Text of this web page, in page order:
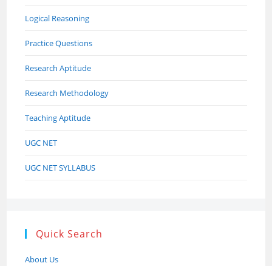
Logical Reasoning
Practice Questions
Research Aptitude
Research Methodology
Teaching Aptitude
UGC NET
UGC NET SYLLABUS
Quick Search
About Us